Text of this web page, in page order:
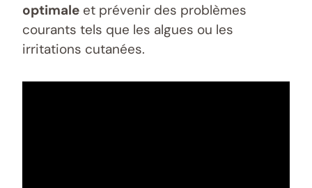
optimale et prévenir des problèmes
courants tels que les algues ou les
irritations cutanées.